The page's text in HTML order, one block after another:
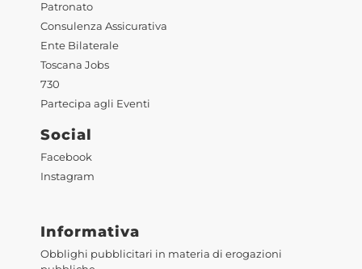
Patronato
Consulenza Assicurativa
Ente Bilaterale
Toscana Jobs
730
Partecipa agli Eventi
Social
Facebook
Instagram
Informativa
Obblighi pubblicitari in materia di erogazioni